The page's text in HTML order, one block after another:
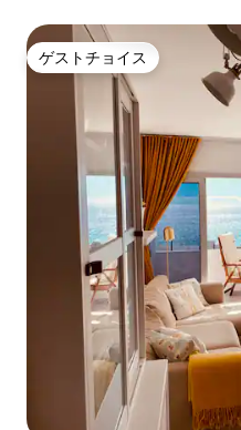
ゲストチョイス
ゲストチョイス